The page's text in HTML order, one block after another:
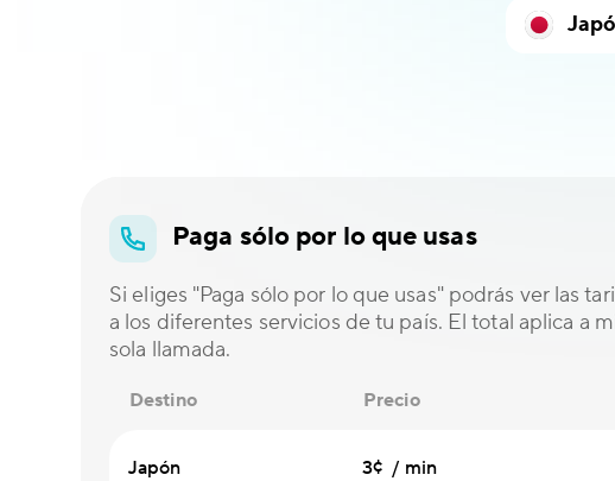
Paga sólo por lo que usas
Si eliges "Paga sólo por lo que usas" podrás ver las
a los diferentes servicios de tu país. El total aplica a
sola llamada.
Destino Precio
Japón 3¢ / min